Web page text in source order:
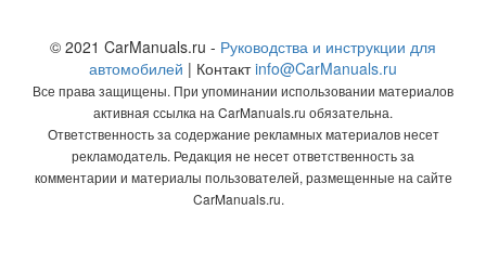
© 2021 CarManuals.ru - Руководства и инструкции для
автомобилей | Контактinfo@CarManuals.ru
Все права защищены. При упоминании использовании материалов
активная ссылка на CarManuals.ru обязательна.
Ответственность за содержание рекламных материалов несет
рекламодатель. Редакция не несет ответственность за
комментарии и материалы пользователей, размещенные на сайте
CarManuals.ru.